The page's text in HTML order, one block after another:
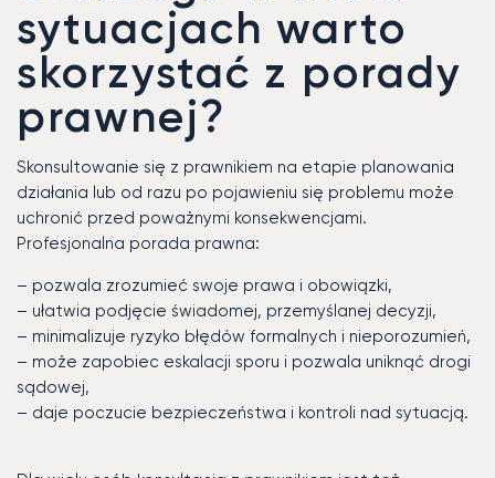
sytuacjach warto
skorzystać z porady
prawnej?
Skonsultowanie się z prawnikiem na etapie planowania
działania lub od razu po pojawieniu się problemu może
uchronić przed poważnymi konsekwencjami.
Profesjonalna porada prawna:
– pozwala zrozumieć swoje prawa i obowiązki,
– ułatwia podjęcie świadomej, przemyślanej decyzji,
– minimalizuje ryzyko błędów formalnych i nieporozumień,
– może zapobiec eskalacji sporu i pozwala uniknąć drogi
sądowej,
– daje poczucie bezpieczeństwa i kontroli nad sytuacją.